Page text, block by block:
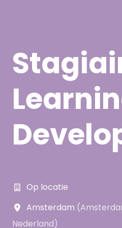
Op locatie
Amsterdam (
Nederland)